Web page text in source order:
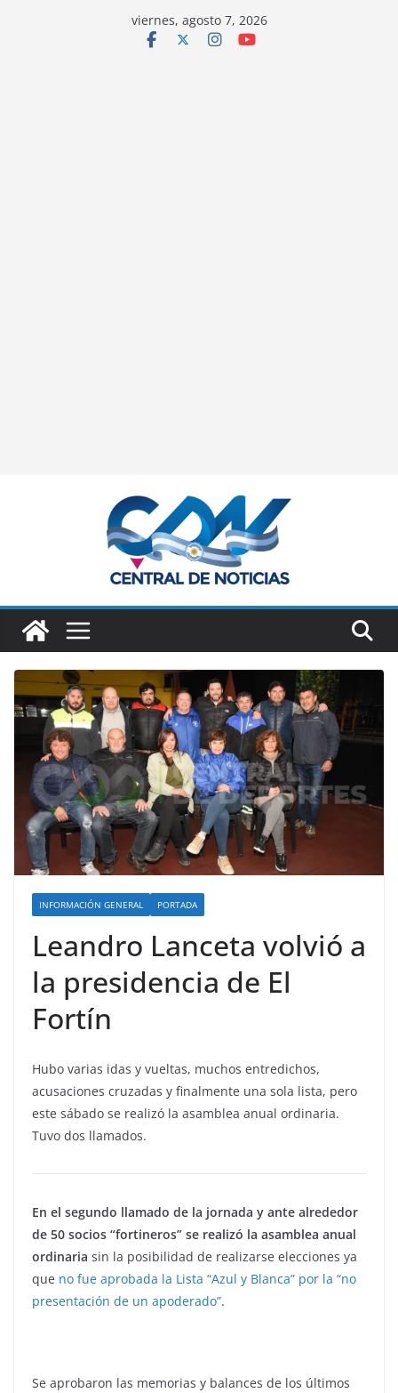
viernes, agosto 7, 2026
INFORMACIÓN GENERAL PORTADA
Leandro Lanceta volvió a
la presidencia de El
Fortín
Hubo varias idas y vueltas, muchos entredichos,
acusaciones cruzadas y finalmente una sola lista, pero
este sábado se realizó la asamblea anual ordinaria.
Tuvo dos llamados.
En el segundo llamado de la jornada y ante alrededor
de 50 socios “fortineros” se realizó la asamblea anual
ordinaria sin la posibilidad de realizarse elecciones ya
que no fue aprobada la Lista “Azul y Blanca” por la “no
presentación de un apoderado”.
Se aprobaron las memorias y balances de los últimos